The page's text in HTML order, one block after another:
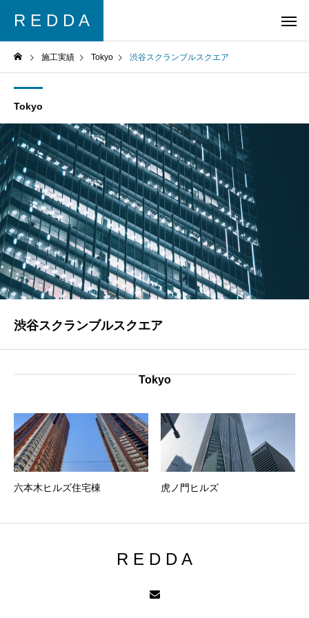
R E D D A
施工実績 Tokyo 渋谷スクランブルスクエア
Tokyo
渋谷スクランブルスクエア
Tokyo
六本木ヒルズ住宅棟 虎ノ門ヒルズ
R E D D A